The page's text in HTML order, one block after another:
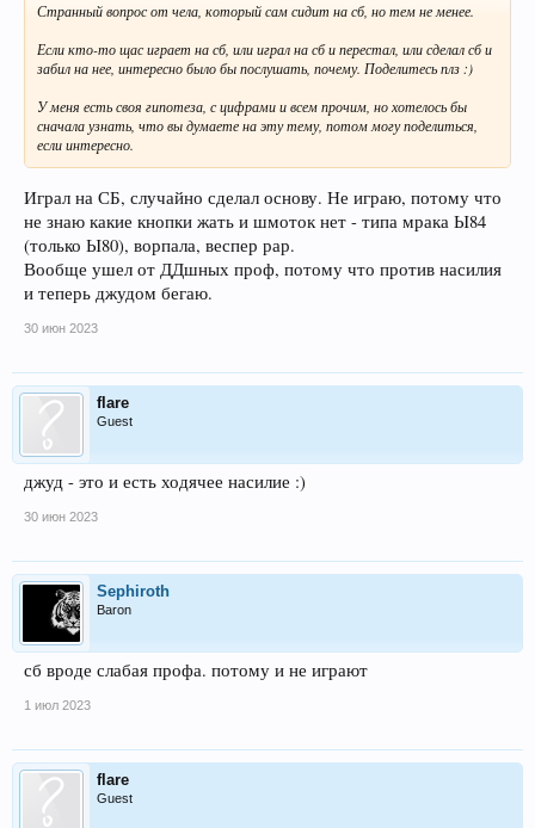
Странный вопрос от чела, который сам сидит на сб, но тем не менее.
Если кто-то щас играет на сб, или играл на сб и перестал, или сделал сб и
забил на нее, интересно было бы послушать, почему. Поделитесь плз :)
У меня есть своя гипотеза, с цифрами и всем прочим, но хотелось бы
сначала узнать, что вы думаете на эту тему, потом могу поделиться,
если интересно.
Играл на СБ, случайно сделал основу. Не играю, потому что
не знаю какие кнопки жать и шмоток нет - типа мрака Ы84
(только Ы80), ворпала, веспер рар.
Вообще ушел от ДДшных проф, потому что против насилия
и теперь джудом бегаю.
30 июн 2023
flare
Guest
джуд - это и есть ходячее насилие :)
30 июн 2023
Sephiroth
Baron
сб вроде слабая профа. потому и не играют
1 июл 2023
flare
Guest